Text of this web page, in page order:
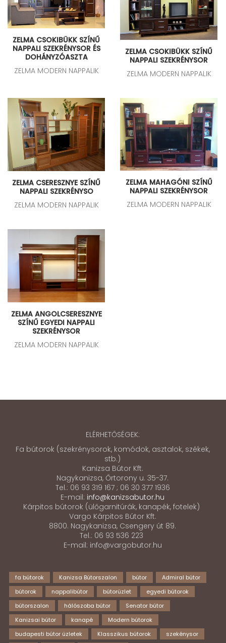
ZELMA CSOKIBÜKK SZÍNŰ
NAPPALI SZEKRÉNYSOR ÉS
DOHÁNYZÓASZTA
ZELMA MODERN NAPPALIK
ZELMA CSOKIBÜKK SZÍNŰ
NAPPALI SZEKRÉNYSOR
ZELMA MODERN NAPPALIK
ZELMA CSERESZNYE SZÍNŰ
NAPPALI SZEKRÉNYSO
ZELMA MODERN NAPPALIK
ZELMA MAHAGÓNI SZÍNŰ
NAPPALI SZEKRÉNYSOR
ZELMA MODERN NAPPALIK
ZELMA ANGOLCSERESZNYE
SZÍNŰ EGYEDI NAPPALI
SZEKRÉNYSOR
ZELMA MODERN NAPPALIK
ELÉRHETŐSÉGEK:
Fa bútorok (szekrénysorok, komódok, asztalok, székek,
stb.)
Kanizsa Bútor Kft.
Nagykanizsa, Őrtorony u. 35-37.
Tel.: 06 93 319 167 ; 06 30 377 1936
E-mail: info@kanizsabutor.hu
Kárpitos bútorok (ülőgarnitúrák, kanapék, fotelek)
Vargo Kárpitos Bútor Kft.
8800. Nagykanizsa, Csengery út 89.
Tel.: 06 93 536 223
E-mail: info@vargobutor.hu
fa bútorok Kanizsa Bútorszalon bútor
Admiral bútor
bútorok
nappalibútor bútorüzlet
egyedi bútorok
bútorszalon
hálószoba bútor
Senator bútor
Kanizsai bútor
kanapé
Modern bútorok
budapesti bútor üzletek
Klasszikus bútorok szekénysor